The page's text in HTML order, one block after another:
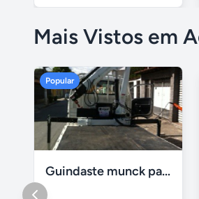
Mais Vistos em
Popular
Guindaste munck para 2 toneladas